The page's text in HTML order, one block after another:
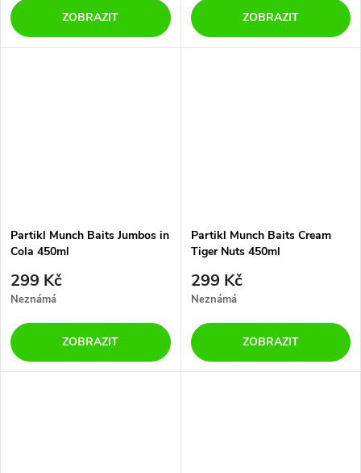
ZOBRAZIT ZOBRAZIT
Partikl Munch Baits Jumbos in
Cola 450ml
299 Kč
Neznámá
ZOBRAZIT
Partikl Munch Baits Cream
Tiger Nuts 450ml
299 Kč
Neznámá
ZOBRAZIT